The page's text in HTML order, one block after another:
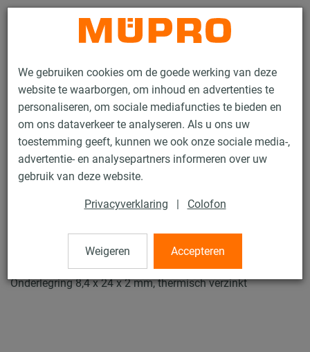
We gebruiken cookies om de goede werking van deze
website te waarborgen, om inhoud en advertenties te
personaliseren, om sociale mediafuncties te bieden en
om ons dataverkeer te analyseren. Als u ons uw
toestemming geeft, kunnen we ook onze sociale media-,
advertentie- en analysepartners informeren over uw
gebruik van deze website.
Privacyverklaring | Colofon
Weigeren Accepteren
Contact
Producten Bevestigingstechniek
Ventilatiebevestiging
Installatierails voor luchtkanaalbevestiging
Onderlegringen
Onderlegringen
Onderlegring 8,4 x 24 x 2 mm, thermisch verzinkt